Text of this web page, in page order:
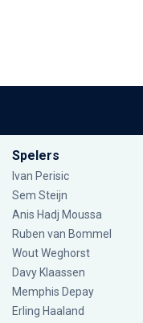
Spelers
Ivan Perisic
Sem Steijn
Anis Hadj Moussa
Ruben van Bommel
Wout Weghorst
Davy Klaassen
Memphis Depay
Erling Haaland